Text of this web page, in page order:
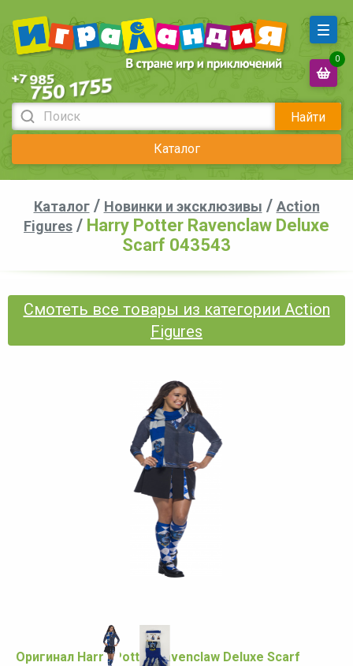
Найти
Каталог
0
Каталог/ Новинки и эксклюзивы / Action
Figures / Harry Potter Ravenclaw Deluxe
Scarf 043543
Смотеть все товары из категории Action
Figures
Оригинал Harry Potter Ravenclaw Deluxe Scarf